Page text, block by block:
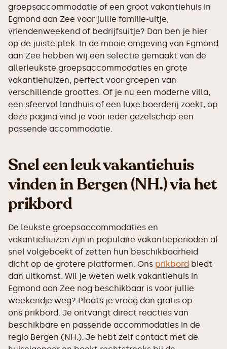
groepsaccommodatie of een groot vakantiehuis in
Egmond aan Zee voor jullie familie-uitje,
vriendenweekend of bedrijfsuitje? Dan ben je hier
op de juiste plek. In de mooie omgeving van Egmond
aan Zee hebben wij een selectie gemaakt van de
allerleukste groepsaccommodaties en grote
vakantiehuizen, perfect voor groepen van
verschillende groottes. Of je nu een moderne villa,
een sfeervol landhuis of een luxe boerderij zoekt, op
deze pagina vind je voor ieder gezelschap een
passende accommodatie.
Snel een leuk vakantiehuis
vinden in Bergen (NH.) via het
prikbord
De leukste groepsaccommodaties en
vakantiehuizen zijn in populaire vakantieperioden al
snel volgeboekt of zetten hun beschikbaarheid
dicht op de grotere platformen. Ons prikbord biedt
dan uitkomst. Wil je weten welk vakantiehuis in
Egmond aan Zee nog beschikbaar is voor jullie
weekendje weg? Plaats je vraag dan gratis op
ons prikbord. Je ontvangt direct reacties van
beschikbare en passende accommodaties in de
regio Bergen (NH.). Je hebt zelf contact met de